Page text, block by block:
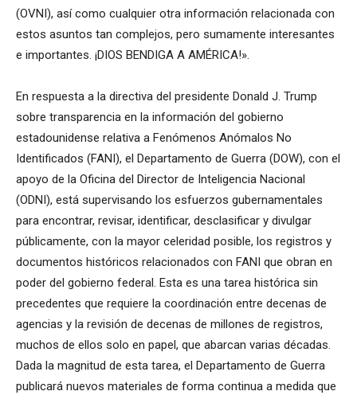
(OVNI), así como cualquier otra información relacionada con
estos asuntos tan complejos, pero sumamente interesantes
e importantes. ¡DIOS BENDIGA A AMÉRICA!».
En respuesta a la directiva del presidente Donald J. Trump
sobre transparencia en la información del gobierno
estadounidense relativa a Fenómenos Anómalos No
Identificados (FANI), el Departamento de Guerra (DOW), con el
apoyo de la Oficina del Director de Inteligencia Nacional
(ODNI), está supervisando los esfuerzos gubernamentales
para encontrar, revisar, identificar, desclasificar y divulgar
públicamente, con la mayor celeridad posible, los registros y
documentos históricos relacionados con FANI que obran en
poder del gobierno federal. Esta es una tarea histórica sin
precedentes que requiere la coordinación entre decenas de
agencias y la revisión de decenas de millones de registros,
muchos de ellos solo en papel, que abarcan varias décadas.
Dada la magnitud de esta tarea, el Departamento de Guerra
publicará nuevos materiales de forma continua a medida que